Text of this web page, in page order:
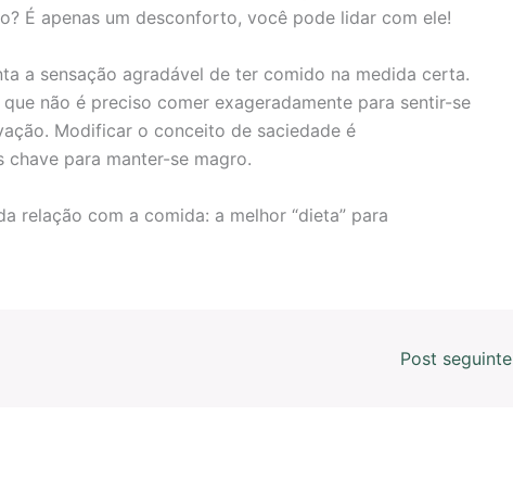
É apenas um desconforto, você pode lidar com ele!
a sensação agradável de ter comido na medida certa.
não é preciso comer exageradamente para sentir-se
Modificar o conceito de saciedade é
para manter-se magro.
relação com a comida: a melhor “dieta” para
Post seguinte